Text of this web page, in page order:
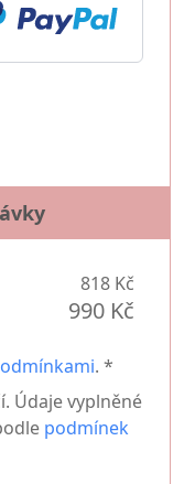
818 Kč
990 Kč
. *
Údaje vyplněné
podmínek